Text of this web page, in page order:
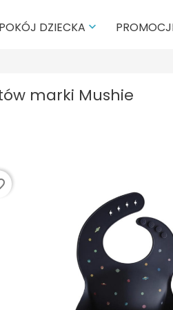
POKÓJ DZIECKA 
marki Mushie